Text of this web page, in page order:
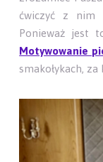
ćwiczyć z nim
Ponieważ jest
Motywowanie
smakołykach,